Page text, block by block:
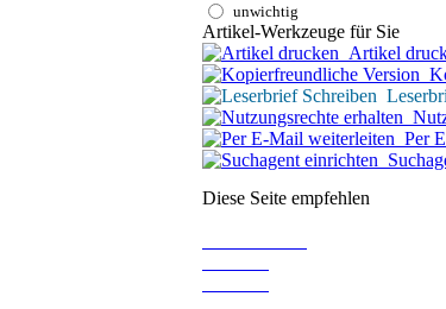
unwichtig
Artikel-Werkzeuge für Sie
Artikel
Per
Diese Seite empfehlen